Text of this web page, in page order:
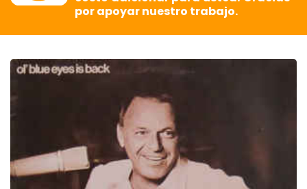
por apoyar nuestro trabajo.